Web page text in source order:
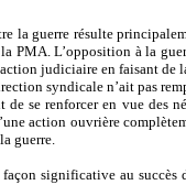
la guerre résulte
PMA. L’opposition à la
judiciaire en faisant
syndicale n’ait pas
se renforcer en vue des
action ouvrière
guerre.
significative au